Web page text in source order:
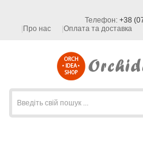
Телефон: +38
Про нас
Оплата та доставка